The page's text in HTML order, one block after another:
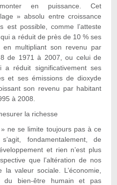
en puissance. Cet
» absolu entre croissance
est possible, comme l’atteste
a réduit de près de 10 % ses
multipliant son revenu par
de 1971 à 2007, ou celui de
a réduit significativement ses
et ses émissions de dioxyde
son revenu par habitant
à 2008.
la richesse
ne se limite toujours pas à ce
fondamentalement, de
et rien n’est plus
que l’altération de nos
valeur sociale. L’économie,
du bien-être humain et pas